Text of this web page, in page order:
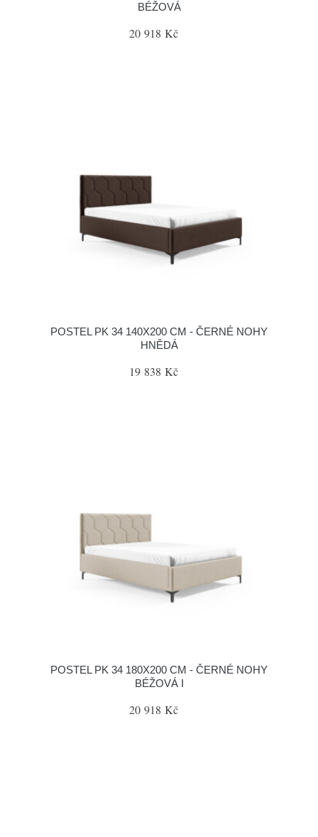
BÉŽOVÁ
20 918 Kč
POSTEL PK 34 140X200 CM - ČERNÉ NOHY
HNĚDÁ
19 838 Kč
POSTEL PK 34 180X200 CM - ČERNÉ NOHY
BÉŽOVÁ I
20 918 Kč